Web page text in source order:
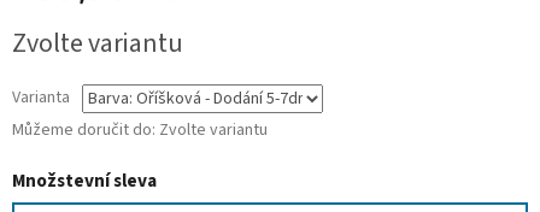
cena:
Zvolte variantu
Varianta
Můžeme doručit do: Zvolte variantu
Množstevní sleva